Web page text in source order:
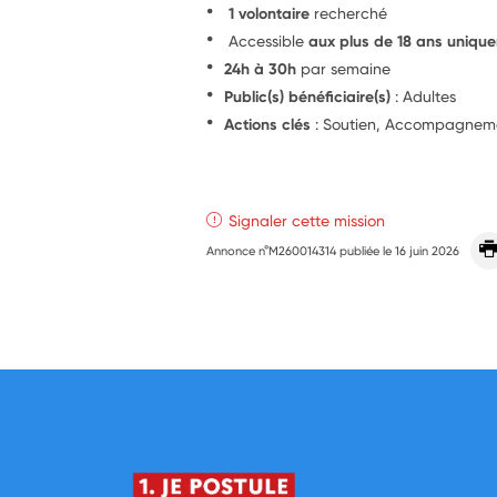
1 volontaire recherché
Accessibleaux plus de 18 ans
24h à 30h par semaine
Public(s) bénéficiaire(s) : Adultes
Actions clés : Soutien,
Signaler cette mission
Annonce n°M260014314 publiée le16 juin 2026